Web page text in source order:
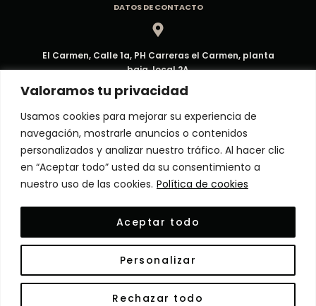
Valoramos tu privacidad
Usamos cookies para mejorar su experiencia de
navegación, mostrarle anuncios o contenidos
personalizados y analizar nuestro tráfico. Al hacer clic
en “Aceptar todo” usted da su consentimiento a
nuestro uso de las cookies. Política de cookies
Personalizar
Rechazar todo
Aceptar todo
DATOS DE CONTACTO
El Carmen, Calle 1a, PH Carreras el Carmen, planta
baja, local 2A
Dirección
ventas@decorpma.com
Correo electrónico
Atención al Cliente
© Copyright 2024 Decor Panamá. Todos los derechos